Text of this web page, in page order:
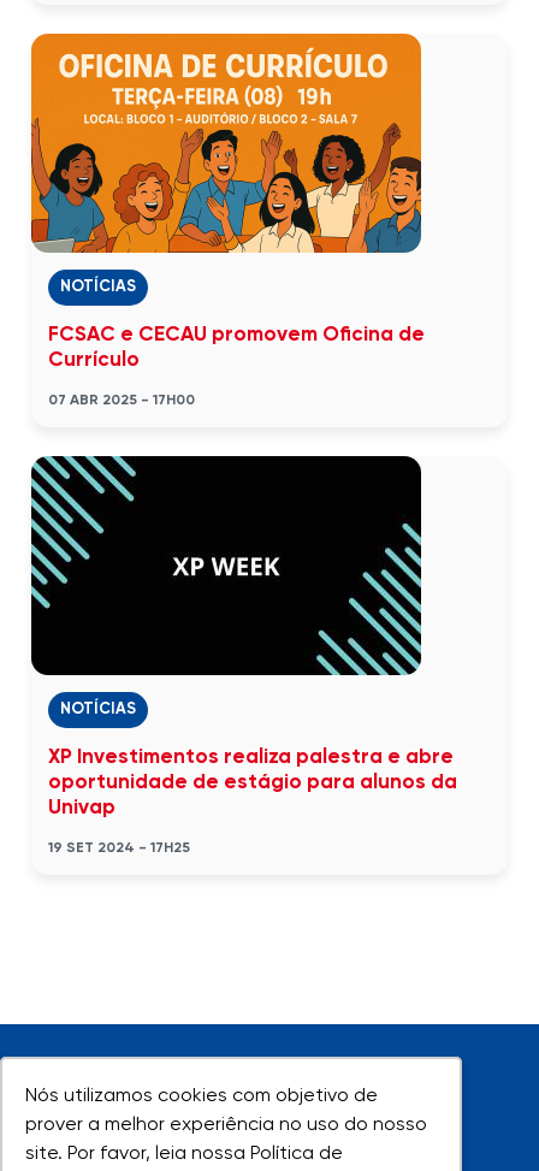
Nós utilizamos cookies com objetivo de
prover a melhor experiência no uso do nosso
site. Por favor, leia nossa Política de
Nós utilizamos cookies com objetivo de
prover a melhor experiência no uso do nosso
site. Por favor, leia nossa Política de
NOTÍCIAS
FCSAC e CECAU promovem Oficina de
Currículo
07 ABR 2025 - 17H00
NOTÍCIAS
XP Investimentos realiza palestra e abre
oportunidade de estágio para alunos da
Univap
19 SET 2024 - 17H25
UNIVAP - Todos os direitos reservados